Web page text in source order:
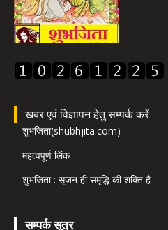
खबर एवं विज्ञापन हेतु सम्पर्क करें
शुभजिता(shubhjita.com)
महत्वपूर्ण लिंक
शुभजिता : सृजन ही समृद्धि की शक्ति है
सम्पर्क सूत्र